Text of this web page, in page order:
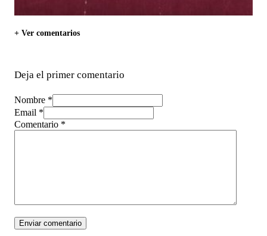
+ Ver comentarios
Deja el primer comentario
Nombre *
Email *
Comentario *